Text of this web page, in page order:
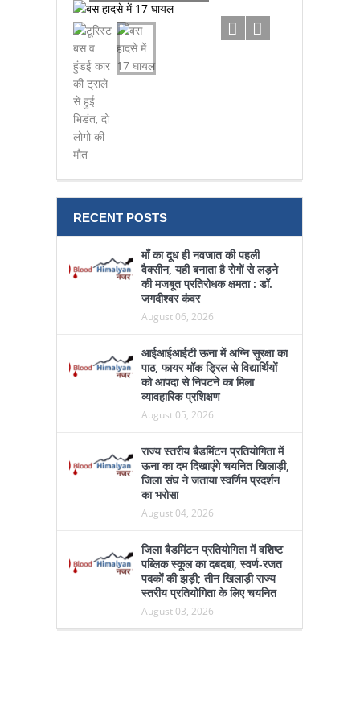
माँ का दूध ही नवजात की पहली
वैक्सीन, यही बनाता है रोगों से लड़ने
की मजबूत प्रतिरोधक क्षमता : डॉ.
जगदीश्वर कंवर
August 06, 2026
आईआईआईटी ऊना में अग्नि सुरक्षा का
पाठ, फायर मॉक ड्रिल से विद्यार्थियों
को आपदा से निपटने का मिला
व्यावहारिक प्रशिक्षण
August 05, 2026
राज्य स्तरीय बैडमिंटन प्रतियोगिता में
ऊना का दम दिखाएंगे चयनित खिलाड़ी,
जिला संघ ने जताया स्वर्णिम प्रदर्शन
August 04, 2026
जिला बैडमिंटन प्रतियोगिता में वशिष्ट
पब्लिक स्कूल का दबदबा, स्वर्ण-रजत
पदकों की झड़ी; तीन खिलाड़ी राज्य
स्तरीय प्रतियोगिता के लिए चयनित
August 03, 2026